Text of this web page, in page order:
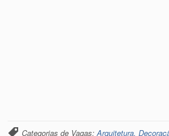
Categorias de Vagas:Arquitetura,